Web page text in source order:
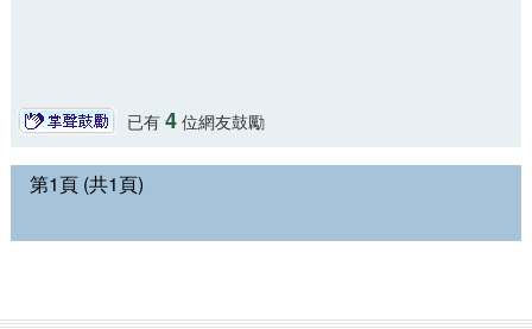
已有 4位網友鼓勵
第1頁 (共1頁)